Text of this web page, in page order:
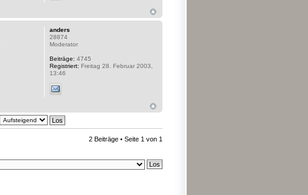
anders
28874
Moderator
Beiträge: 4745
Registriert: Freitag 28. Februar 2003,
13:46
2 Beiträge • Seite 1 von 1